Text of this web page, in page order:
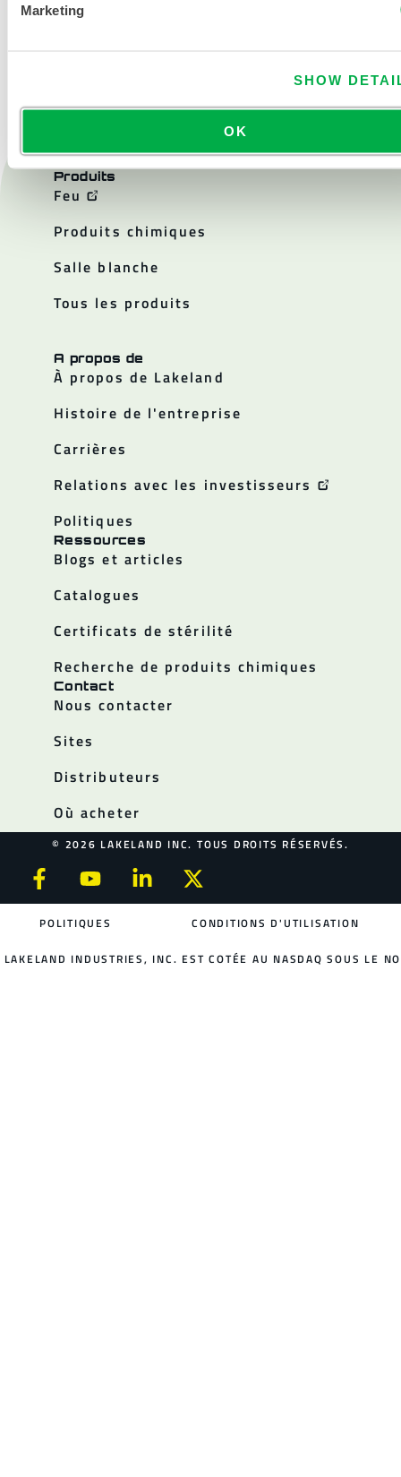
Marketing
SHOW
OK
Produits
Feu
Produits chimiques
Salle blanche
Tous les produits
A propos de
À propos de Lakeland
Histoire de l'entreprise
Carrières
Relations avec les investisseurs
Politiques
Ressources
Blogs et articles
Catalogues
Certificats de stérilité
Recherche de produits chimiques
Contact
Nous contacter
Sites
Distributeurs
Où acheter
© 2026 LAKELAND INC. TOUS DROITS RÉSERVÉS.
POLITIQUES CONDITIONS D'UTILISATION
LAKELAND INDUSTRIES, INC. EST COTÉE AU NASDAQ SOUS LE